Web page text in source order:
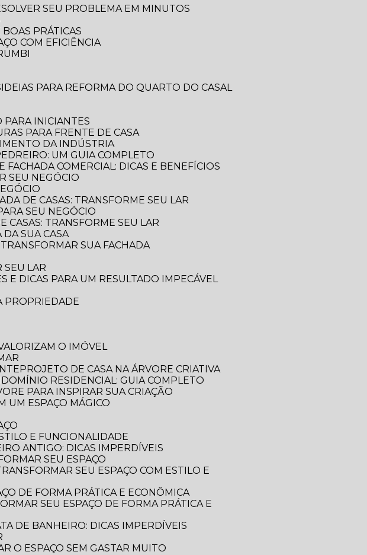
SEU PROBLEMA EM MINUTOS
PRÁTICAS
COM EFICIÊNCIA
IDEIAS PARA REFORMA DO QUARTO DO CASAL
PARA INICIANTES
PARA FRENTE DE CASA
DA INDÚSTRIA
UM GUIA COMPLETO
FACHADA COMERCIAL: DICAS E BENEFÍCIOS
SEU NEGÓCIO
DE CASAS: TRANSFORME SEU LAR
SEU NEGÓCIO
CASAS: TRANSFORME SEU LAR
DA SUA CASA
SUA FACHADA
SEU LAR
E DICAS PARA UM RESULTADO IMPECÁVEL
PROPRIEDADE
O IMÓVEL
PROJETO DE CASA NA ÁRVORE CRIATIVA
RESIDENCIAL: GUIA COMPLETO
PARA INSPIRAR SUA CRIAÇÃO
UM ESPAÇO MÁGICO
E FUNCIONALIDADE
ANTIGO: DICAS IMPERDÍVEIS
SEU ESPAÇO
DE FORMA PRÁTICA E ECONÔMICA
DE BANHEIRO: DICAS IMPERDÍVEIS
O ESPAÇO SEM GASTAR MUITO